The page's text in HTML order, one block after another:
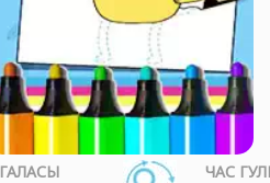
ГАЛАСЫ ЧАС